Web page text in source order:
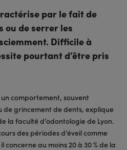
par le fait de
ou de serrer les
Difficile à
pourtant d’être pris
comportement, souvent
de grincement de dents, explique
la faculté d’odontologie de Lyon.
des périodes d’éveil comme
concerne au moins 20 à 30 % de la